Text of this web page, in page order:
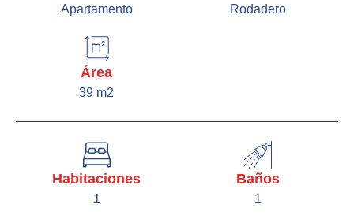
Apartamento Rodadero
Área
39 m2
Habitaciones
1
Baños
1